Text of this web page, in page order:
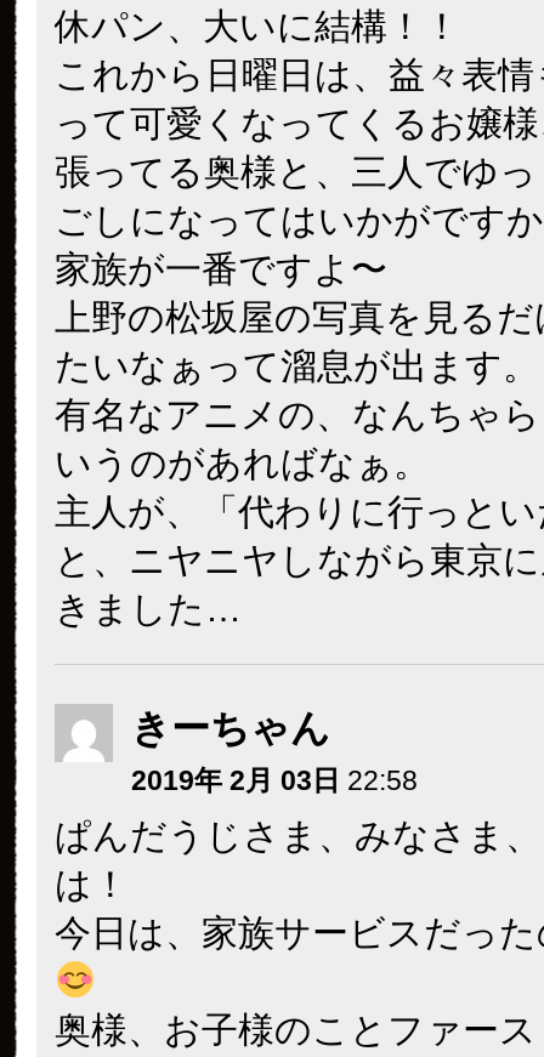
休パン、大いに結構！！
これから日曜日は、益々表
って可愛くなってくるお嬢
張ってる奥様と、三人でゆ
ごしになってはいかがです
家族が一番ですよ〜
上野の松坂屋の写真を見る
たいなぁって溜息が出ます。
有名なアニメの、なんちゃ
いうのがあればなぁ。
主人が、「代わりに行っと
と、ニヤニヤしながら東京
きました…
きーちゃん
2019年 2月 03日 22:58
ぱんだうじさま、みなさま
は！
今日は、家族サービスだっ
奥様、お子様のことファー